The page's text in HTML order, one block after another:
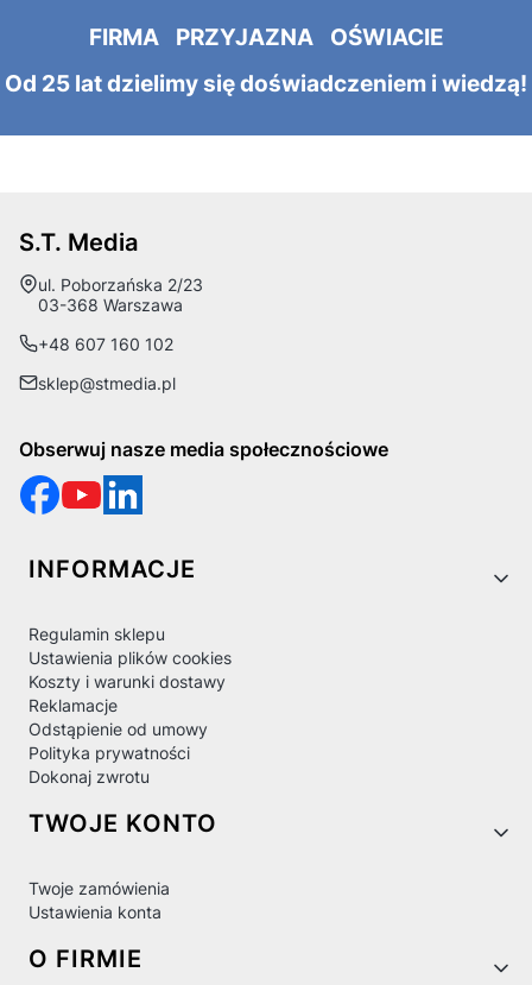
FIRMA PRZYJAZNA OŚWIACIE
Od 25 lat dzielimy się doświadczeniem i wiedzą!
S.T. Media
Adres:
ul. Poborzańska 2/23
03-368 Warszawa
+48 607 160 102
sklep@stmedia.pl
Obserwuj nasze media społecznościowe
Linki w stopce
INFORMACJE
Regulamin sklepu
Ustawienia plików cookies
Koszty i warunki dostawy
Reklamacje
Odstąpienie od umowy
Polityka prywatności
Dokonaj zwrotu
TWOJE KONTO
Twoje zamówienia
Ustawienia konta
O FIRMIE